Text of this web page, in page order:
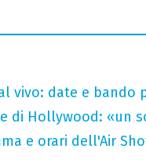
vivo: date e bando
di Hollywood: «un
e orari dell'Air